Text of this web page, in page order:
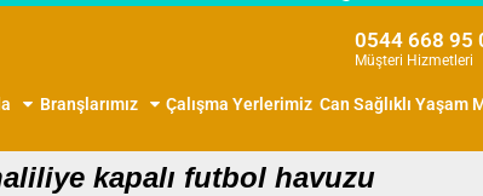
0544 668 95
Müşteri Hizmetleri
Branşlarımız Çalışma Yerlerimiz Can Sağlıklı Yaşam
kapalı futbol havuzu